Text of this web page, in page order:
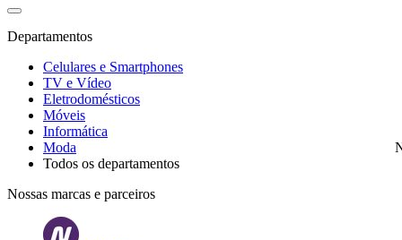
Departamentos
Celulares e Smartphones
TV e Vídeo
Eletrodomésticos
Móveis
Informática
Moda
Todos os departamentos
Nossas marcas e parceiros